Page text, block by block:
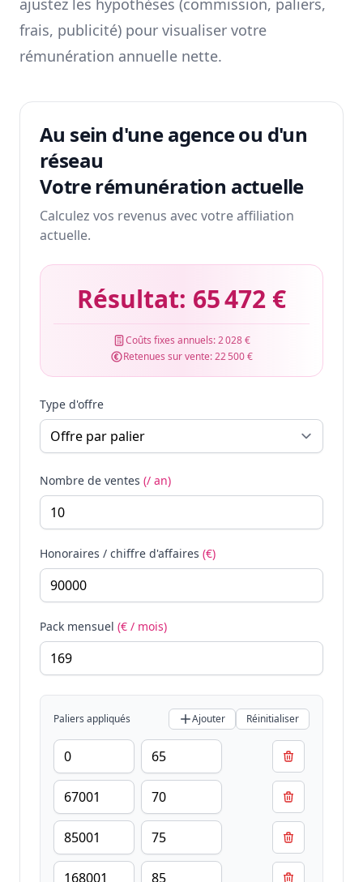
ajustez les hypothèses (commission, paliers,
frais, publicité) pour visualiser votre
rémunération annuelle nette.
Au sein d'une agence ou d'un
réseau
Votre rémunération actuelle
Calculez vos revenus avec votre affiliation
actuelle.
Résultat: 65 472 €
Coûts fixes annuels:2 028 €
Retenues sur vente:22 500 €
Type d'offre
Nombre de ventes (/ an)
Honoraires / chiffre d'affaires (€)
Pack mensuel (€ / mois)
Paliers appliqués Ajouter Réinitialiser